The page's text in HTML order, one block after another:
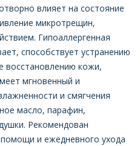
влияет на состояние
микротрещин,
Гипоаллергенная
способствует устранению
восстановлению кожи,
мгновенный и
и смягчения
масло, парафин,
Рекомендован
и ежедневного ухода